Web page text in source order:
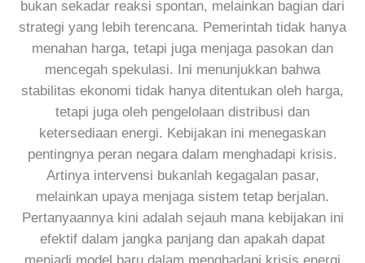
bukan sekadar reaksi spontan, melainkan bagian dari
strategi yang lebih terencana. Pemerintah tidak hanya
menahan harga, tetapi juga menjaga pasokan dan
mencegah spekulasi. Ini menunjukkan bahwa
stabilitas ekonomi tidak hanya ditentukan oleh harga,
tetapi juga oleh pengelolaan distribusi dan
ketersediaan energi. Kebijakan ini menegaskan
pentingnya peran negara dalam menghadapi krisis.
Artinya intervensi bukanlah kegagalan pasar,
melainkan upaya menjaga sistem tetap berjalan.
Pertanyaannya kini adalah sejauh mana kebijakan ini
efektif dalam jangka panjang dan apakah dapat